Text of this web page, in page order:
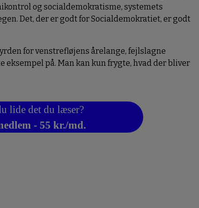
og socialdemokratisme, systemets
Det, der er godt for Socialdemokratiet, er godt
for venstrefløjens årelange, fejlslagne
på. Man kan kun frygte, hvad der bliver
lide det du læser?
- 55 kr./md.